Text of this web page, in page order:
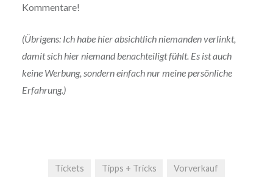
Kommentare!
(Übrigens: Ich habe hier absichtlich niemanden verlinkt,
damit sich hier niemand benachteiligt fühlt. Es ist auch
keine Werbung, sondern einfach nur meine persönliche
Erfahrung.)
Tickets Tipps + Tricks Vorverkauf